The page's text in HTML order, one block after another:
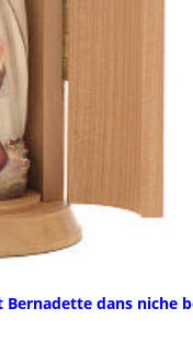
dans niche